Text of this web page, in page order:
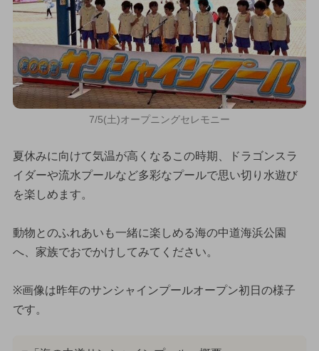
7/5(土)オープニングセレモニー
夏休みに向けて気温が高くなるこの時期、ドラゴンスラ
イダーや流水プールなど多彩なプールで思い切り水遊び
を楽しめます。
動物とのふれあいも一緒に楽しめる海の中道海浜公園
へ、家族でおでかけしてみてください。
※画像は昨年のサンシャインプールオープン初日の様子
です。